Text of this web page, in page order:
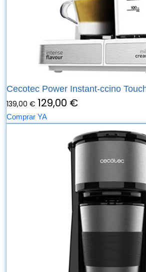
Cecotec Power Instant-ccino
139,00 € 129,00 €
Comprar YA